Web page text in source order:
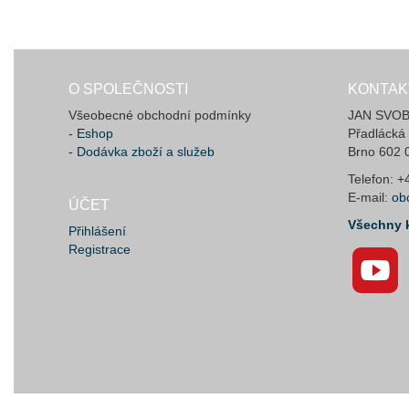
O SPOLEČNOSTI
Všeobecné obchodní podmínky
- Eshop
- Dodávka zboží a služeb
ÚČET
Přihlášení
Registrace
JAN
Přadlácká
Brno 602
Telefon:
E-mail:
Všechny